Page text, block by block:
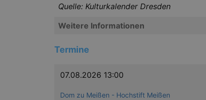
Quelle: Kulturkalender Dresden
Weitere Informationen
Termine
07.08.2026 13:00
Dom zu Meißen - Hochstift Meißen